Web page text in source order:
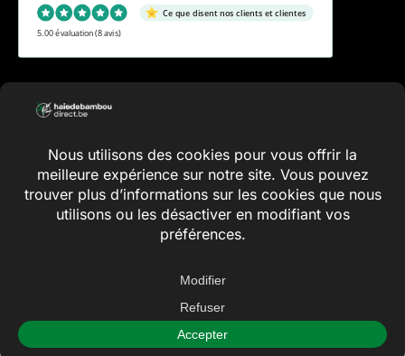
Ce que disent nos clients et clientes
5.00 évaluation(8 avis)
Conditions généralesVie privée
La cote haiedebamboudirect.be àWebwinkelKeur avest
est 10.0/10 selon les commentaires de 2.